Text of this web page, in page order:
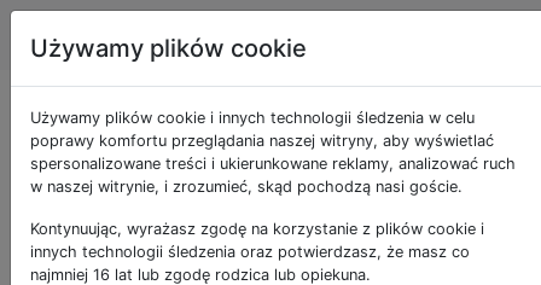
Webmasterzy
Jak zarejestrować
nazwę domeny, ale
zachować tajemnicę?
Używamy plików cookie
Używamy plików cookie i innych technologii śledzenia w celu
poprawy komfortu przeglądania naszej witryny, aby wyświetlać
spersonalizowane treści i ukierunkowane reklamy, analizować ruch
w naszej witrynie, i zrozumieć, skąd pochodzą nasi goście.
Kontynuując, wyrażasz zgodę na korzystanie z plików cookie i
innych technologii śledzenia oraz potwierdzasz, że masz co
najmniej 16 lat lub zgodę rodzica lub opiekuna.